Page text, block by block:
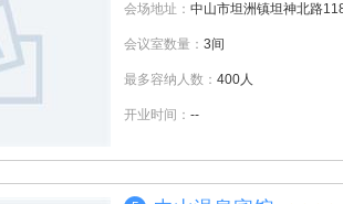
会场地址： 中山市坦洲镇坦神北路
会议室数量： 3间
最多容纳人数： 400人
开业时间： --